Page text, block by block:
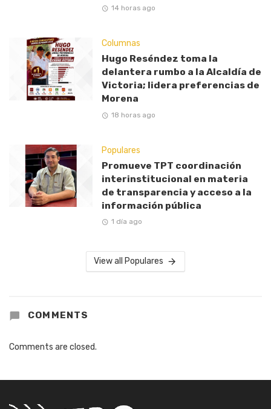
14 horas ago
Columnas
Hugo Reséndez toma la
delantera rumbo a la Alcaldía de
Victoria; lidera preferencias de
Morena
18 horas ago
Populares
Promueve TPT coordinación
interinstitucional en materia
de transparencia y acceso a la
información pública
1 día ago
View all Populares
COMMENTS
Comments are closed.